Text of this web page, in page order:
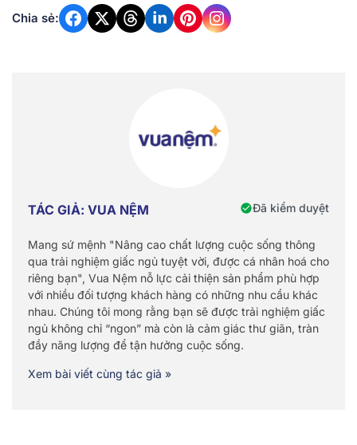
Chia sẻ:
TÁC GIẢ: VUA NỆM Đã kiểm duyệt
Mang sứ mệnh "Nâng cao chất lượng cuộc sống thông
qua trải nghiệm giấc ngủ tuyệt vời, được cá nhân hoá cho
riêng bạn", Vua Nệm nỗ lực cải thiện sản phẩm phù hợp
với nhiều đối tượng khách hàng có những nhu cầu khác
nhau. Chúng tôi mong rằng bạn sẽ được trải nghiệm giấc
ngủ không chỉ “ngon” mà còn là cảm giác thư giãn, tràn
đầy năng lượng để tận hưởng cuộc sống.
Xem bài viết cùng tác giả »